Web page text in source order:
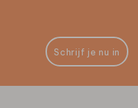
Schrijf je nu in